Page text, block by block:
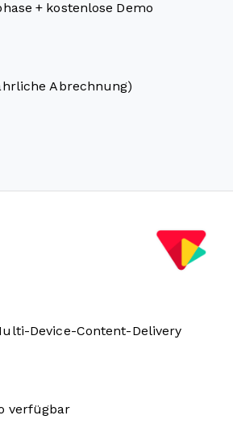
+ kostenlose Demo
Abrechnung)
Device-Content-Delivery
verfügbar